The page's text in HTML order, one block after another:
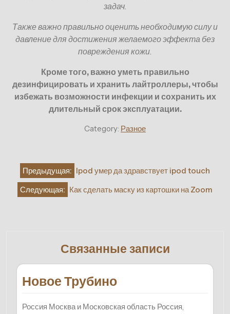
задач.
Также важно правильно оценить необходимую силу и
давление для достижения желаемого эффекта без
повреждения кожи.
Кроме того, важно уметь правильно
дезинфицировать и хранить лайтроллеры, чтобы
избежать возможности инфекции и сохранить их
длительный срок эксплуатации.
Category: Разное
Навигация
по
записям
Предыдущая: Ipod умер да здравствует ipod touch
Следующая: Как сделать маску из картошки на Zoom
Связанные записи
Новое Трубино
Россия Москва и Московская область Россия,